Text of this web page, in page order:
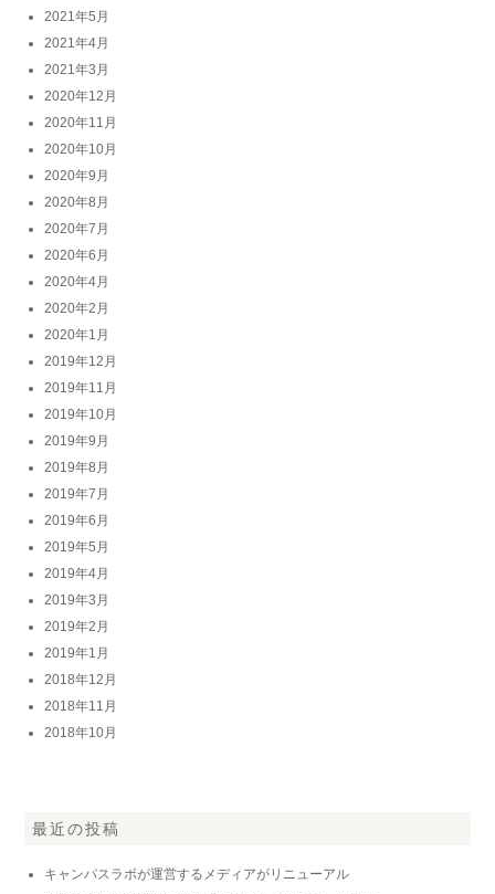
2021年5月
2021年4月
2021年3月
2020年12月
2020年11月
2020年10月
2020年9月
2020年8月
2020年7月
2020年6月
2020年4月
2020年2月
2020年1月
2019年12月
2019年11月
2019年10月
2019年9月
2019年8月
2019年7月
2019年6月
2019年5月
2019年4月
2019年3月
2019年2月
2019年1月
2018年12月
2018年11月
2018年10月
最近の投稿
キャンパスラボが運営するメディアがリニューアル